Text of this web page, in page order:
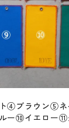
④ブラウン⑤ネ
ー⑩イエロー⑪